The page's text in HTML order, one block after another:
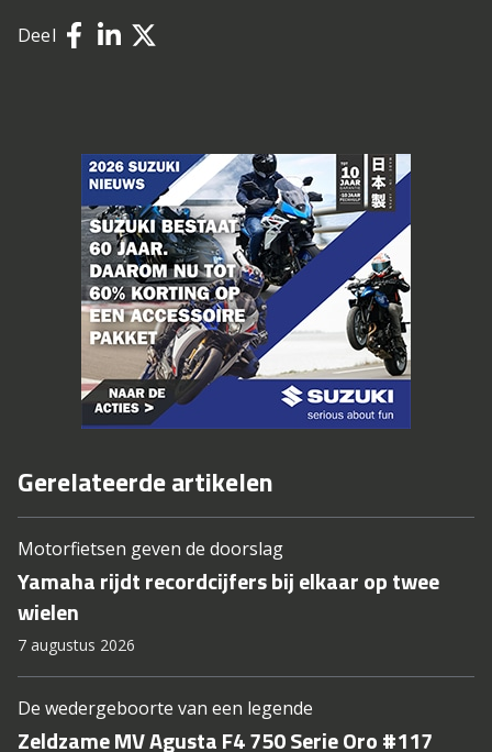
Deel
Gerelateerde artikelen
Motorfietsen geven de doorslag
Yamaha rijdt recordcijfers bij elkaar op twee
wielen
7 augustus 2026
De wedergeboorte van een legende
Zeldzame MV Agusta F4 750 Serie Oro #117